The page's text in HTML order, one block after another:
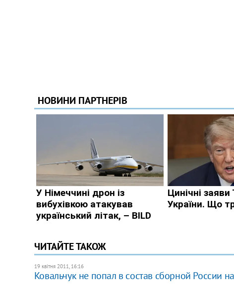
ЧИТАЙТЕ ТАКОЖ
19 квітня 2011, 16:16
Ковальчук не попал в состав сборной России